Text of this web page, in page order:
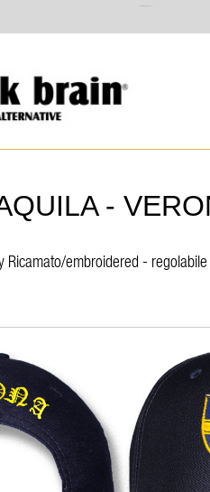
-
Ricamato/embroidered - regolabile